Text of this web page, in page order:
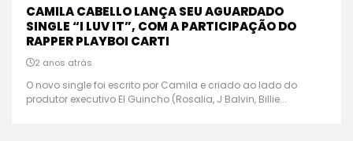
CAMILA CABELLO LANÇA SEU AGUARDADO
SINGLE “I LUV IT”, COM A PARTICIPAÇÃO DO
RAPPER PLAYBOI CARTI
2 anos atrás
O novo single foi escrito por Camila e criado ao lado do
produtor executivo El Guincho (Rosalia, J Balvin, Billie...